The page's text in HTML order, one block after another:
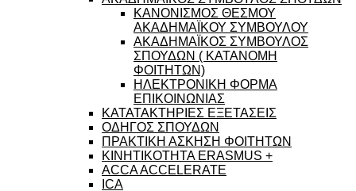
ΚΑΝΟΝΙΣΜΟΣ ΘΕΣΜΟΥ
ΑΚΑΔΗΜΑΪΚΟΥ ΣΥΜΒΟΥΛΟΥ
ΑΚΑΔΗΜΑΪΚΟΣ ΣΥΜΒΟΥΛΟΣ
ΣΠΟΥΔΩΝ ( ΚΑΤΑΝΟΜΗ
ΦΟΙΤΗΤΩΝ)
ΗΛΕΚΤΡΟΝΙΚΗ ΦΟΡΜΑ
ΕΠΙΚΟΙΝΩΝΙΑΣ
ΚΑΤΑΤΑΚΤΗΡΙΕΣ ΕΞΕΤΑΣΕΙΣ
ΟΔΗΓΟΣ ΣΠΟΥΔΩΝ
ΠΡΑΚΤΙΚΗ ΑΣΚΗΣΗ ΦΟΙΤΗΤΩΝ
ΚΙΝΗΤΙΚΟΤΗΤΑ ERASMUS +
ACCA ACCELERATE
ICA